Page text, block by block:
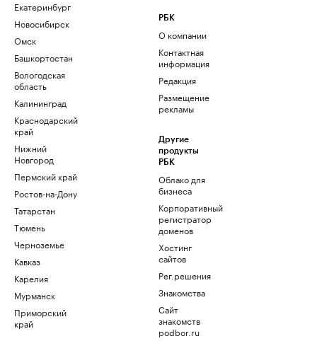
Екатеринбург
Новосибирск
Омск
Башкортостан
Вологодская
область
Калининград
Краснодарский
край
Нижний
Новгород
Пермский край
Ростов-на-Дону
Татарстан
Тюмень
Черноземье
Кавказ
Карелия
Мурманск
Приморский
край
РБК
О компании
Контактная
информация
Редакция
Размещение
рекламы
Другие
продукты
РБК
Облако для
бизнеса
Корпоративный
регистратор
доменов
Хостинг
сайтов
Рег.решения
Знакомства
Сайт
знакомств
podbor.ru